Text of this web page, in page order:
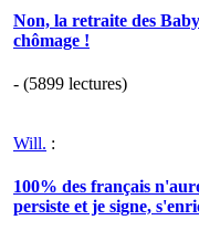
Non, la retraite des
chômage !
- (5899 lectures)
Will. :
100% des français
persiste et je signe,